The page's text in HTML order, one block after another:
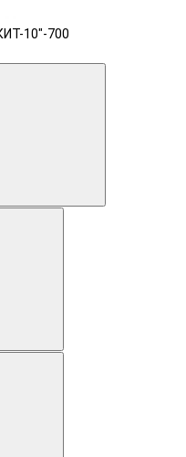
10"-700